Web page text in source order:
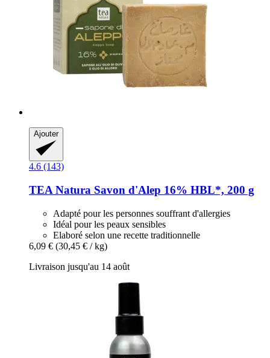
Ajouter
4.6 (143)
TEA Natura Savon d'Alep 16% HBL*, 200 g
Adapté pour les personnes souffrant d'allergies
Idéal pour les peaux sensibles
Elaboré selon une recette traditionnelle
6,09 € (30,45 € / kg)
Livraison jusqu'au 14 août